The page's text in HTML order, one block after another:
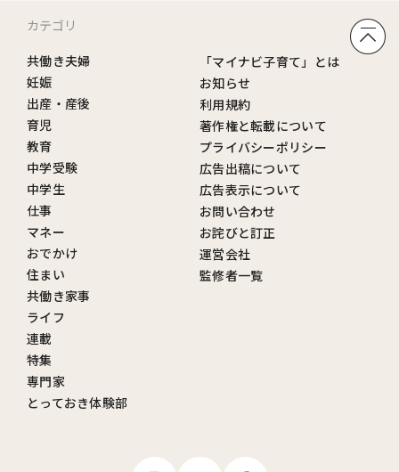
カテゴリ
共働き夫婦
妊娠
出産・産後
育児
教育
中学受験
中学生
仕事
マネー
おでかけ
住まい
共働き家事
ライフ
連載
特集
専門家
とっておき体験部
「マイナビ子育て」とは
お知らせ
利用規約
著作権と転載について
プライバシーポリシー
広告出稿について
広告表示について
お問い合わせ
お詫びと訂正
運営会社
監修者一覧